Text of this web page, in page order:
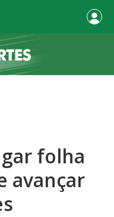
folha
avançar